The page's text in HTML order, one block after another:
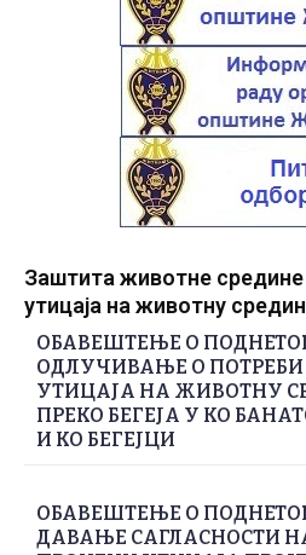
Заштита животне средине
утицаја на животну
ОБАВЕШТЕЊЕ О
ОДЛУЧИВАЊЕ О
УТИЦАЈА НА ЖИВОТНУ
ПРЕКО БЕГЕЈА У КО
И КО БЕГЕЈЦИ
ОБАВЕШТЕЊЕ О
ДАВАЊЕ САГЛАСНОСТИ